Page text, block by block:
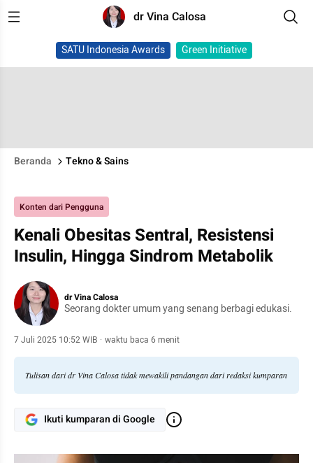
dr Vina Calosa
SATU Indonesia Awards Green Initiative
Beranda Tekno & Sains
Konten dari Pengguna
Kenali Obesitas Sentral, Resistensi
Insulin, Hingga Sindrom Metabolik
dr Vina Calosa
Seorang dokter umum yang senang berbagi edukasi.
7 Juli 2025 10:52 WIB · waktu baca 6 menit
Tulisan dari dr Vina Calosa tidak mewakili pandangan dari redaksi kumparan
Ikuti kumparan di Google